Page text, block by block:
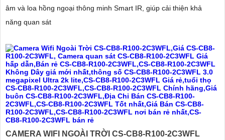
âm và loa hồng ngoại thông minh Smart IR, giúp cải thiện khả
năng quan sát
CAMERA WIFI NGOÀI TRỜI CS-CB8-R100-2C3WFL